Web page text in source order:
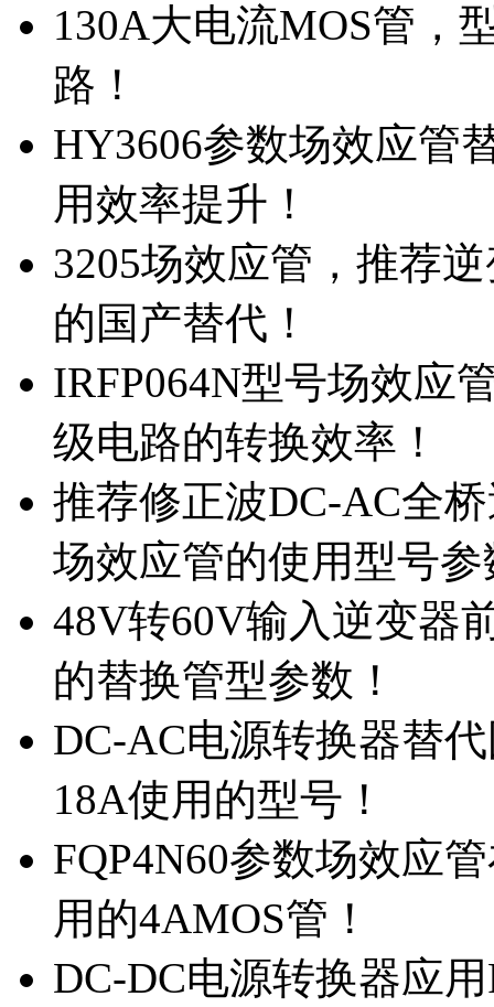
130A大电流MOS管，
路！
HY3606参数场效应管
用效率提升！
3205场效应管，推荐
的国产替代！
IRFP064N型号场效应
级电路的转换效率！
推荐修正波DC-AC全
场效应管的使用型号参
48V转60V输入逆变器
的替换管型参数！
DC-AC电源转换器替
18A使用的型号！
FQP4N60参数场效应
用的4AMOS管！
DC-DC电源转换器应